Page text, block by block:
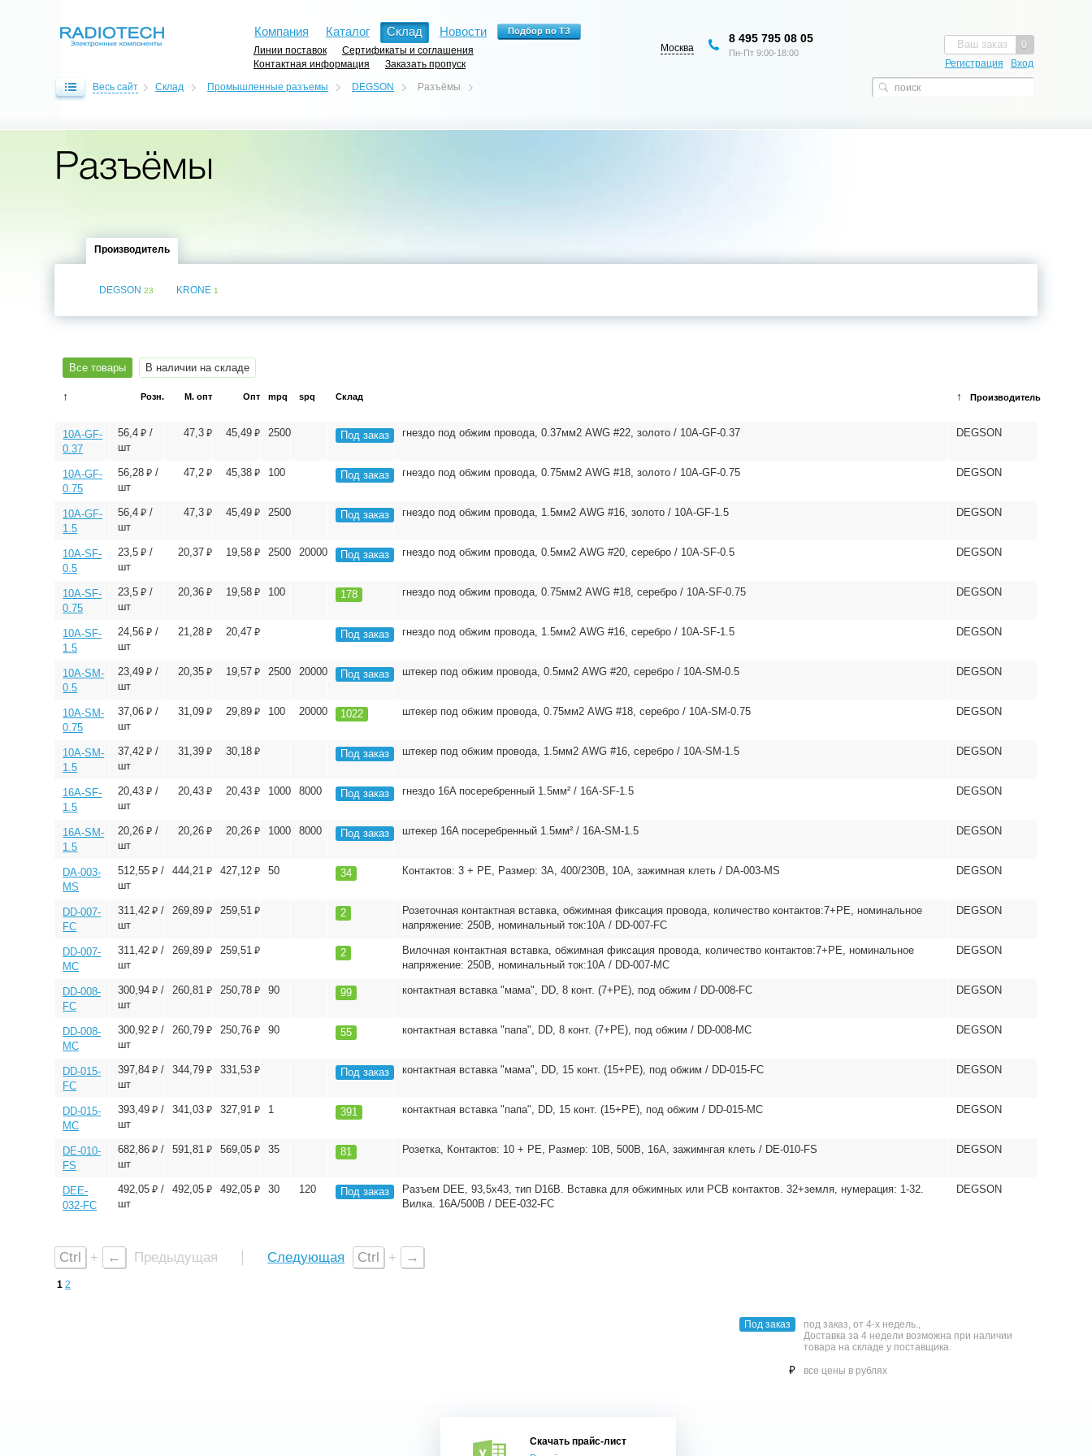
Компания Каталог Склад Новости
Линии поставок
Сертификаты и соглашения
Контактная информация
Заказать пропуск
0
Ваш заказ
Регистрация Вход
Москва
8 495 795 08 05
Пн-Пт 9:00-18:00
Весь сайт Склад Промышленные разъемы DEGSON Разъёмы
Разъёмы
Производитель
DEGSON23 KRONE1
Все товары В наличии на складе
↑ Розн. М. опт Опт mpq spq Склад ↑ Производитель
10A-GF-
0.37
56,4 ⃏ /
шт
47,3 ⃏ 45,49 ⃏ 2500 Под заказ гнездо под обжим провода, 0.37мм2 AWG #22, золото / 10A-GF-0.37 DEGSON
10A-GF-
0.75
56,28 ⃏ /
шт
47,2 ⃏ 45,38 ⃏ 100 Под заказ гнездо под обжим провода, 0.75мм2 AWG #18, золото / 10A-GF-0.75 DEGSON
10A-GF-
1.5
56,4 ⃏ /
шт
47,3 ⃏ 45,49 ⃏ 2500 Под заказ гнездо под обжим провода, 1.5мм2 AWG #16, золото / 10A-GF-1.5 DEGSON
10A-SF-
0.5
23,5 ⃏ /
шт
20,37 ⃏ 19,58 ⃏ 2500 20000 Под заказ гнездо под обжим провода, 0.5мм2 AWG #20, серебро / 10A-SF-0.5 DEGSON
10A-SF-
0.75
23,5 ⃏ /
шт
20,36 ⃏ 19,58 ⃏ 100 178 гнездо под обжим провода, 0.75мм2 AWG #18, серебро / 10A-SF-0.75 DEGSON
10A-SF-
1.5
24,56 ⃏ /
шт
21,28 ⃏ 20,47 ⃏ Под заказ гнездо под обжим провода, 1.5мм2 AWG #16, серебро / 10A-SF-1.5 DEGSON
10A-SM-
0.5
23,49 ⃏ /
шт
20,35 ⃏ 19,57 ⃏ 2500 20000 Под заказ штекер под обжим провода, 0.5мм2 AWG #20, серебро / 10A-SM-0.5 DEGSON
10A-SM-
0.75
37,06 ⃏ /
шт
31,09 ⃏ 29,89 ⃏ 100 20000 1022 штекер под обжим провода, 0.75мм2 AWG #18, серебро / 10A-SM-0.75 DEGSON
10A-SM-
1.5
37,42 ⃏ /
шт
31,39 ⃏ 30,18 ⃏ Под заказ штекер под обжим провода, 1.5мм2 AWG #16, серебро / 10A-SM-1.5 DEGSON
16A-SF-
1.5
20,43 ⃏ /
шт
20,43 ⃏ 20,43 ⃏ 1000 8000 Под заказ гнездо 16A посеребренный 1.5мм² / 16A-SF-1.5 DEGSON
16A-SM-
1.5
20,26 ⃏ /
шт
20,26 ⃏ 20,26 ⃏ 1000 8000 Под заказ штекер 16A посеребренный 1.5мм² / 16A-SM-1.5 DEGSON
DA-003-
MS
512,55 ⃏ /
шт
444,21 ⃏ 427,12 ⃏ 50 34 Контактов: 3 + PE, Размер: 3A, 400/230В, 10А, зажимная клеть / DA-003-MS DEGSON
DD-007-
FC
311,42 ⃏ /
шт
269,89 ⃏ 259,51 ⃏ 2
Розеточная контактная вставка, обжимная фиксация провода, количество контактов:7+PE, номинальное
напряжение: 250В, номинальный ток:10А / DD-007-FC
DEGSON
DD-007-
MC
311,42 ⃏ /
шт
269,89 ⃏ 259,51 ⃏ 2
Вилочная контактная вставка, обжимная фиксация провода, количество контактов:7+PE, номинальное
напряжение: 250В, номинальный ток:10А / DD-007-MC
DEGSON
DD-008-
FC
300,94 ⃏ /
шт
260,81 ⃏ 250,78 ⃏ 90 99 контактная вставка "мама", DD, 8 конт. (7+PE), под обжим / DD-008-FC DEGSON
DD-008-
MC
300,92 ⃏ /
шт
260,79 ⃏ 250,76 ⃏ 90 55 контактная вставка "папа", DD, 8 конт. (7+PE), под обжим / DD-008-MC DEGSON
DD-015-
FC
397,84 ⃏ /
шт
344,79 ⃏ 331,53 ⃏ Под заказ контактная вставка "мама", DD, 15 конт. (15+PE), под обжим / DD-015-FC DEGSON
DD-015-
MC
393,49 ⃏ /
шт
341,03 ⃏ 327,91 ⃏ 1 391 контактная вставка "папа", DD, 15 конт. (15+PE), под обжим / DD-015-MC DEGSON
DE-010-
FS
682,86 ⃏ /
шт
591,81 ⃏ 569,05 ⃏ 35 81 Розетка, Контактов: 10 + PE, Размер: 10B, 500В, 16А, зажимнгая клеть / DE-010-FS DEGSON
DEE-
032-FC
492,05 ⃏ /
шт
492,05 ⃏ 492,05 ⃏ 30 120 Под заказ
Разъем DEE, 93,5x43, тип D16B. Вставка для обжимных или PCB контактов. 32+земля, нумерация: 1-32.
Вилка. 16А/500В / DEE-032-FC
DEGSON
Ctrl + ← Предыдущая Следующая Ctrl + →
1 2
под заказ, от 4-х недель.,
Доставка за 4 недели возможна при наличии
товара на складе у поставщика.
Под заказ
все цены в рублях
⃏
Скачать прайс-лист